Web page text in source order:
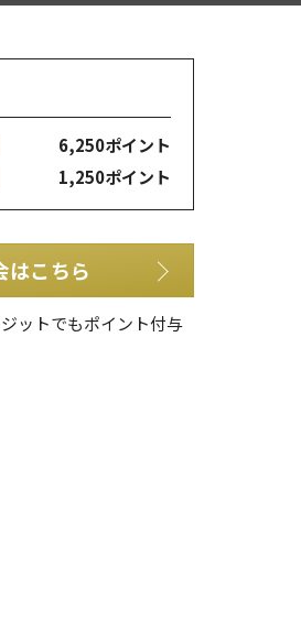
6,250ポイント
1,250ポイント
はこちら
ットでもポイント付与